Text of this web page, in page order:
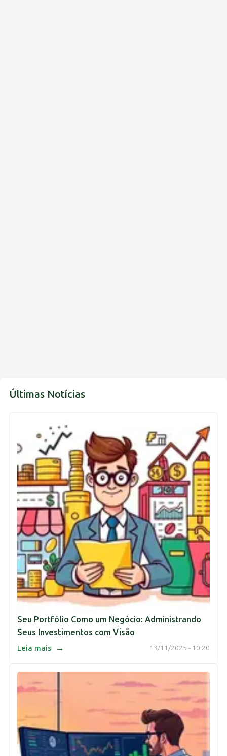
Últimas Notícias
Seu Portfólio Como um Negócio: Administrando
Seus Investimentos com Visão
13/11/2025 - 10:20
Leia mais →